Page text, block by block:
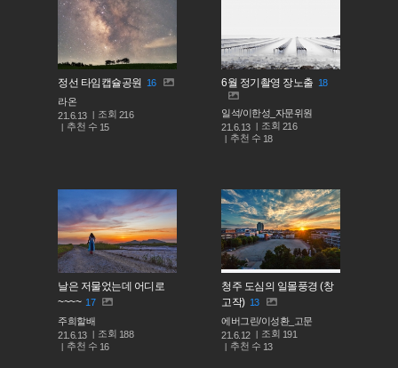
정선 타임캡슐공원 16
라온
21.6.13
조회 216
추천 수 15
6월 정기촬영 장노출 18
일석/이한성_자문위원
21.6.13
조회 216
추천 수 18
날은 저물었는데 어디로
~~~~ 17
주희할배
21.6.13
조회 188
추천 수 16
청주 도심의 일몰풍경 (창
고작) 13
에버그린/이성환_고문
21.6.12
조회 191
추천 수 13